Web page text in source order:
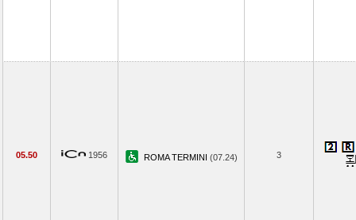
05.50 1956 ROMA TERMINI (07.24) 3